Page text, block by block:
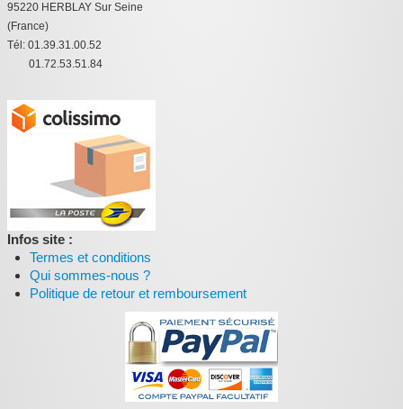
95220 HERBLAY Sur Seine
(France)
Tél: 01.39.31.00.52
01.72.53.51.84
Infos site :
Termes et conditions
Qui sommes-nous ?
Politique de retour et remboursement